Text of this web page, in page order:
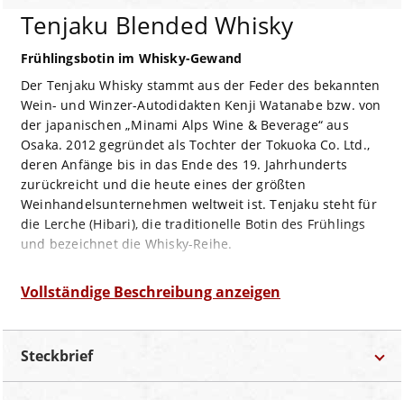
Tenjaku Blended Whisky
Frühlingsbotin im Whisky-Gewand
Der Tenjaku Whisky stammt aus der Feder des bekannten
Wein- und Winzer-Autodidakten Kenji Watanabe bzw. von
der japanischen „Minami Alps Wine & Beverage“ aus
Osaka. 2012 gegründet als Tochter der Tokuoka Co. Ltd.,
deren Anfänge bis in das Ende des 19. Jahrhunderts
zurückreicht und die heute eines der größten
Weinhandelsunternehmen weltweit ist. Tenjaku steht für
die Lerche (Hibari), die traditionelle Botin des Frühlings
und bezeichnet die Whisky-Reihe.
angenehm mild-süße Birnen und Trockenfrüchte, dazu
würzig, fruchtig und zartest rauchig ausbalanciert mit
einem weichen, mild Eichenholz-würzigen Abgang.
Vollständige Beschreibung anzeigen
Steckbrief